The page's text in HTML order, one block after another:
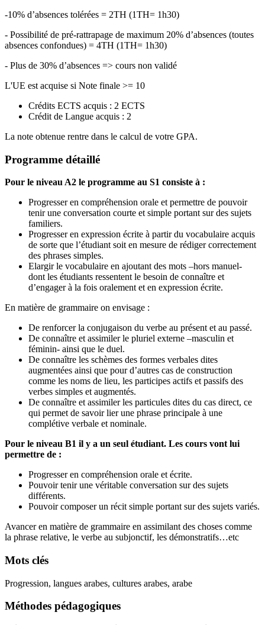
-10% d’absences tolérées = 2TH (1TH= 1h30)
- Possibilité de pré-rattrapage de maximum 20% d’absences (toutes
absences confondues) = 4TH (1TH= 1h30)
- Plus de 30% d’absences => cours non validé
L'UE est acquise si Note finale >= 10
Crédits ECTS acquis : 2 ECTS
Crédit de Langue acquis : 2
La note obtenue rentre dans le calcul de votre GPA.
Programme détaillé
Pour le niveau A2 le programme au S1 consiste à :
Progresser en compréhension orale et permettre de pouvoir
tenir une conversation courte et simple portant sur des sujets
familiers.
Progresser en expression écrite à partir du vocabulaire acquis
de sorte que l’étudiant soit en mesure de rédiger correctement
des phrases simples.
Elargir le vocabulaire en ajoutant des mots –hors manuel-
dont les étudiants ressentent le besoin de connaître et
d’engager à la fois oralement et en expression écrite.
En matière de grammaire on envisage :
De renforcer la conjugaison du verbe au présent et au passé.
De connaître et assimiler le pluriel externe –masculin et
féminin- ainsi que le duel.
De connaître les schèmes des formes verbales dites
augmentées ainsi que pour d’autres cas de construction
comme les noms de lieu, les participes actifs et passifs des
verbes simples et augmentés.
De connaître et assimiler les particules dites du cas direct, ce
qui permet de savoir lier une phrase principale à une
complétive verbale et nominale.
Pour le niveau B1 il y a un seul étudiant. Les cours vont lui
permettre de :
Progresser en compréhension orale et écrite.
Pouvoir tenir une véritable conversation sur des sujets
différents.
Pouvoir composer un récit simple portant sur des sujets variés.
Avancer en matière de grammaire en assimilant des choses comme
la phrase relative, le verbe au subjonctif, les démonstratifs…etc
Mots clés
Progression, langues arabes, cultures arabes, arabe
Méthodes pédagogiques